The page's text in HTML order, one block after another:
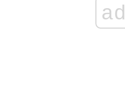
ad